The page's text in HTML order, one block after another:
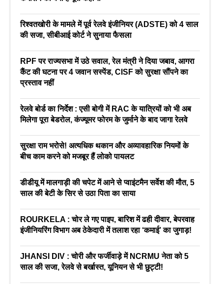
रिश्वतखोरी के मामले में पूर्व रेलवे इंजीनियर (ADSTE) को 4 साल
की सजा, सीबीआई कोर्ट ने सुनाया फैसला
RPF पर राज्यसभा में उठे सवाल, रेल मंत्री ने दिया जबाव, आगरा
कैंट की घटना पर 4 जवान सस्पेंड, CISF को सुरक्षा सौंपने का
प्रस्ताव नहीं
रेलवे बोर्ड का निर्देश : एसी बोगी में RAC के यात्रियों को भी अब
मिलेगा पूरा बेडरोल, कंज्यूमर फोरम के जुर्माने के बाद जागा रेलवे
सुरक्षा राम भरोसे! अत्यधिक थकान और अव्यावहारिक नियमों के
बीच काम करने को मजबूर हैं लोको पायलट
डीडीयू में मालगाड़ी की चपेट में आने से प्वाइंटमैन सर्वेश की मौत, 5
साल की बेटी के सिर से उठा पिता का साया
ROURKELA : चोर ले गए पाइप, बारिश में ढही दीवार, बेपरवाह
इंजीनियरिंग विभाग अब ठेकेदारी में तलाश रहा ‘कमाई’ का जुगाड़!
JHANSI DIV : चोरी और फर्जीवाड़े में NCRMU नेता को 5
साल की सजा, रेलवे से बर्खास्त, यूनियन से भी छुट्टी!